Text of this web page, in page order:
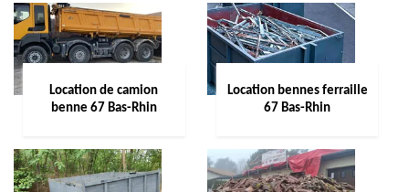
Location de camion
benne 67 Bas-Rhin
Location bennes ferraille
67 Bas-Rhin